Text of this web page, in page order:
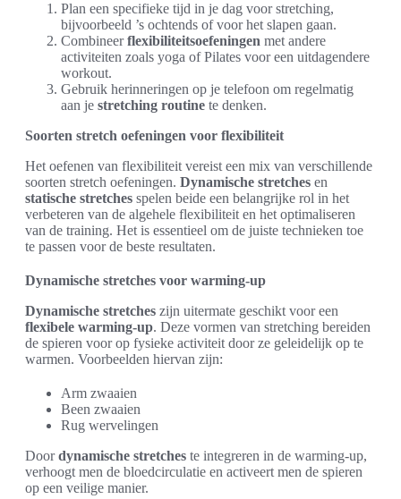
Plan een specifieke tijd in je dag voor stretching,
bijvoorbeeld ’s ochtends of voor het slapen gaan.
Combineerflexibiliteitsoefeningen met andere
activiteiten zoals yoga of Pilates voor een uitdagendere
workout.
Gebruik herinneringen op je telefoon om regelmatig
aan je stretching routine te denken.
Soorten stretch oefeningen voor flexibiliteit
Het oefenen van flexibiliteit vereist een mix van verschillende
soorten stretch oefeningen. Dynamische stretches en
statische stretches spelen beide een belangrijke rol in het
verbeteren van de algehele flexibiliteit en het optimaliseren
van de training. Het is essentieel om de juiste technieken toe
te passen voor de beste resultaten.
Dynamische stretches voor warming-up
Dynamische stretches zijn uitermate geschikt voor een
flexibele warming-up. Deze vormen van stretching bereiden
de spieren voor op fysieke activiteit door ze geleidelijk op te
warmen. Voorbeelden hiervan zijn:
Arm zwaaien
Been zwaaien
Rug wervelingen
Doordynamische stretches te integreren in de warming-up,
verhoogt men de bloedcirculatie en activeert men de spieren
op een veilige manier.